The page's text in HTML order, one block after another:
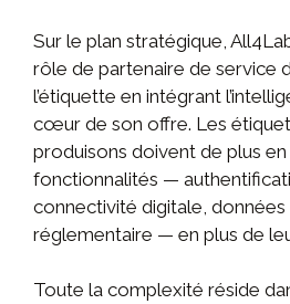
Sur le plan stratégique,
rôle de partenaire de service
l’étiquette en intégrant
cœur de son offre. Les
produisons doivent de plus
fonctionnalités —
connectivité digitale,
réglementaire — en plus de
Toute la complexité réside